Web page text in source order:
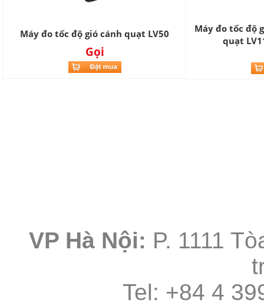
Máy đo tốc độ gió cánh quạt LV50
Gọi
Máy đo tốc độ
quạt
VP Hà Nội: P. 1111
Tel: +84 4